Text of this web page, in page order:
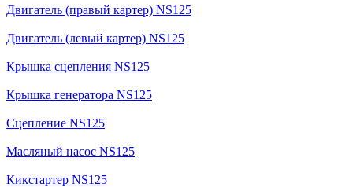
Двигатель (правый картер) NS125
Двигатель (левый картер) NS125
Крышка сцепления NS125
Крышка генератора NS125
Сцепление NS125
Масляный насос NS125
Кикстартер NS125